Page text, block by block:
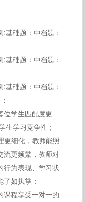
基础题：中档题：
基础题：中档题：
基础题：中档题：
位学生匹配度更
生学习竞争性；
细化，教师能照
流更频繁，教师对
行为表现、学习状
如执掌；
程享受一对一的